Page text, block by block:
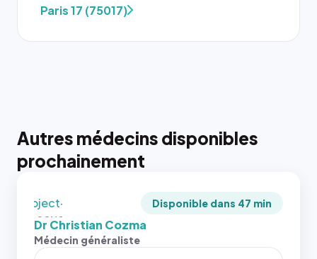
Paris 17 (75017)
Autres médecins disponibles
prochainement
`.profile-
puisque la
photo est
recadrée
`object-
fit: cover`.
Sans ces
Disponible dans 47 min
Dr Christian Cozma
Médecin généraliste